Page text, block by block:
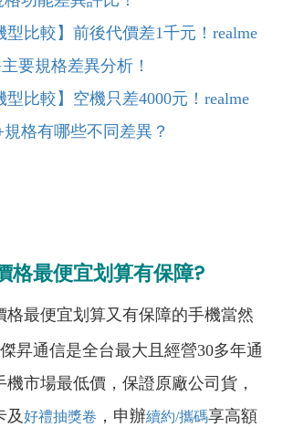
型比較】前後代價差1千元！realme
要規格差異分析！
型比較】空機只差4000元！realme
規格有哪些不同差異？
格最便宜划算有保障?
格最便宜划算又有保障的手機當然
傑昇通信是全台最大且經營30多年通
市場最低價，保證原廠公司貨，
及好禮抽獎卷 ，申辦續約/攜碼享高額